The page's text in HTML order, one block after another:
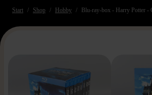
Start Shop Hobby Blu-ray-box - Harry Potter -